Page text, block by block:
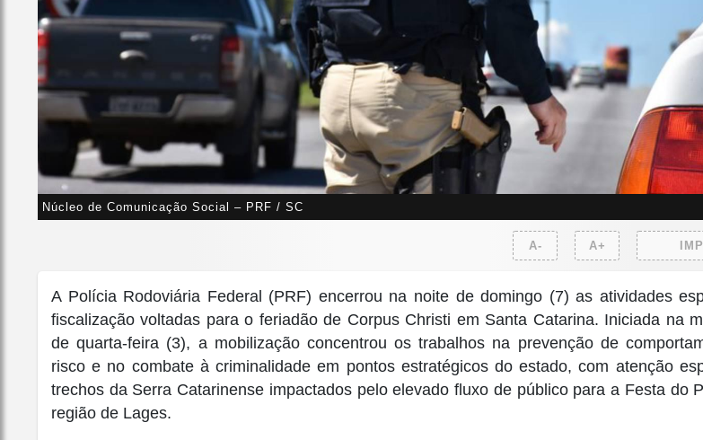
Núcleo de Comunicação Social – PRF / SC
A- A+
A Polícia Rodoviária Federal (PRF) encerrou na noite de domingo (7) as atividades
fiscalização voltadas para o feriadão de Corpus Christi em Santa Catarina. Iniciada na
de quarta-feira (3), a mobilização concentrou os trabalhos na prevenção de
risco e no combate à criminalidade em pontos estratégicos do estado, com atenção
trechos da Serra Catarinense impactados pelo elevado fluxo de público para a Festa do
região de Lages.